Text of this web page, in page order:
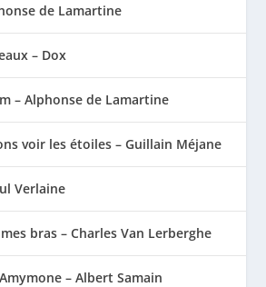
de Lamartine
– Dox
– Alphonse de Lamartine
voir les étoiles – Guillain Méjane
Verlaine
bras – Charles Van Lerberghe
– Albert Samain